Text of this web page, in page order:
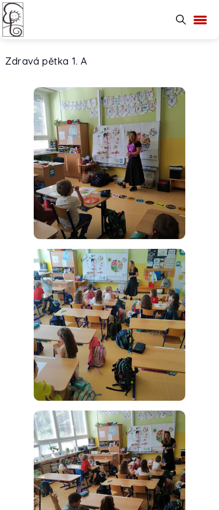
Zdravá pětka 1. A